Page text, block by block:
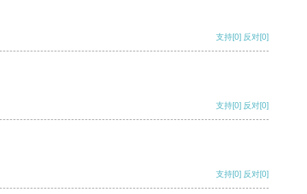
支持[0] 反对[0]
支持[0] 反对[0]
支持[0] 反对[0]